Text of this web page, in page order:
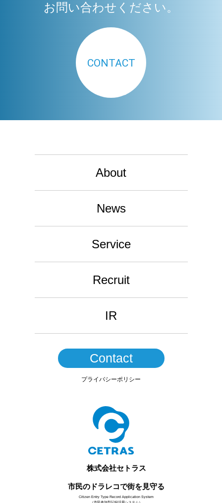
お問い合わせください。
CONTACT
About
News
Service
Recruit
IR
Contact
プライバシーポリシー
株式会社セトラス
市民のドラレコで街を見守る
Citizen Entry Type Record Application System